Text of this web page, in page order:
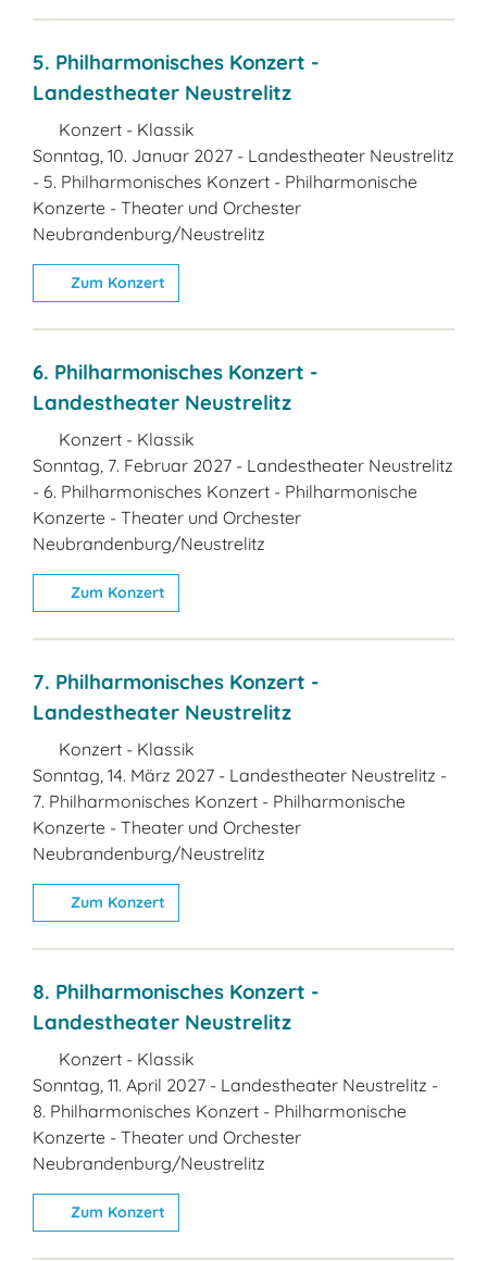
5. Philharmonisches Konzert -
Landestheater Neustrelitz
Konzert - Klassik
Sonntag, 10. Januar 2027 - Landestheater Neustrelitz
- 5. Philharmonisches Konzert - Philharmonische
Konzerte - Theater und Orchester
Neubrandenburg/Neustrelitz
Zum Konzert
6. Philharmonisches Konzert -
Landestheater Neustrelitz
Konzert - Klassik
Sonntag, 7. Februar 2027 - Landestheater Neustrelitz
- 6. Philharmonisches Konzert - Philharmonische
Konzerte - Theater und Orchester
Neubrandenburg/Neustrelitz
Zum Konzert
7. Philharmonisches Konzert -
Landestheater Neustrelitz
Konzert - Klassik
Sonntag, 14. März 2027 - Landestheater Neustrelitz -
7. Philharmonisches Konzert - Philharmonische
Konzerte - Theater und Orchester
Neubrandenburg/Neustrelitz
Zum Konzert
8. Philharmonisches Konzert -
Landestheater Neustrelitz
Konzert - Klassik
Sonntag, 11. April 2027 - Landestheater Neustrelitz -
8. Philharmonisches Konzert - Philharmonische
Konzerte - Theater und Orchester
Neubrandenburg/Neustrelitz
Zum Konzert